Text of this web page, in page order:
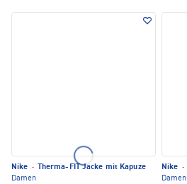
Nike ·
Therma-FIT Jacke mit Kapuze
Damen
Nike ·
Damen